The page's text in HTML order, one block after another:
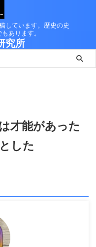
しています。歴史の史
あります。
究所
才能があった
した